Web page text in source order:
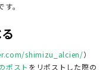
。
shimizu_alcien/）
ポスト をリポストした際の